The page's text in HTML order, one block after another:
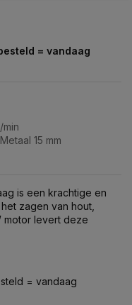
= vandaag
15 mm
is een krachtige en
zagen van hout,
motor levert deze
= vandaag